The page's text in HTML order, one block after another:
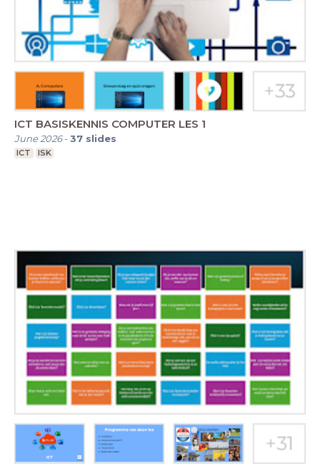
ICT BASISKENNIS COMPUTER LES 1
June 2026-37 slides
ICT ISK